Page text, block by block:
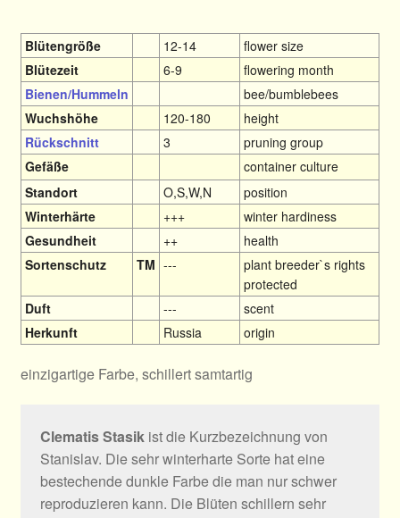
Blütengröße 12-14
flower size
Blütezeit
6-9
flowering month
Bienen/Hummeln
bee/bumblebees
Wuchshöhe
120-180
height
Rückschnitt
3
pruning group
Gefäße
container culture
Standort
O,S,W,N
position
Winterhärte
+++
winter hardiness
Gesundheit
++
health
Sortenschutz
TM ---
plant breeder`s rights
protected
Duft
---
scent
Herkunft
Russia origin
einzigartige Farbe, schillert samtartig
Clematis Stasik ist die Kurzbezeichnung von
Stanislav. Die sehr winterharte Sorte hat eine
bestechende dunkle Farbe die man nur schwer
reproduzieren kann. Die Blüten schillern sehr